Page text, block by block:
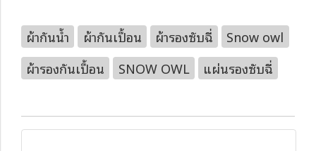
ผ้ากันน้ำ ผ้ากันเปื้อน ผ้ารองซับฉี่
Snow owl
ผ้ารองกันเปื้อน
SNOW OWL แผ่นรองซับฉี่